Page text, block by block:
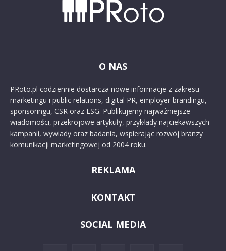
O NAS
PRoto.pl codziennie dostarcza nowe informacje z zakresu
marketingu i public relations, digital PR, employer brandingu,
sponsoringu, CSR oraz ESG. Publikujemy najważniejsze
wiadomości, przekrojowe artykuły, przykłady najciekawszych
kampanii, wywiady oraz badania, wspierając rozwój branży
komunikacji marketingowej od 2004 roku.
REKLAMA
KONTAKT
SOCIAL MEDIA